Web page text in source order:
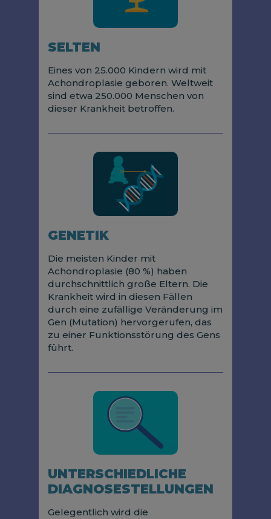
SELTEN
Eines von 25.000 Kindern wird mit
Achondroplasie geboren. Weltweit
sind etwa 250.000 Menschen von
dieser Krankheit betroffen.
GENETIK
Die meisten Kinder mit
Achondroplasie (80 %) haben
durchschnittlich große Eltern. Die
Krankheit wird in diesen Fällen
durch eine zufällige Veränderung im
Gen (Mutation) hervorgerufen, das
zu einer Funktionsstörung des Gens
führt.
UNTERSCHIEDLICHE
DIAGNOSESTELLUNGEN
Gelegentlich wird die